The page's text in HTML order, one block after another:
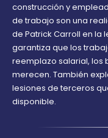
construcción y
de trabajo son una
de Patrick Carroll en la
garantiza que los
reemplazo salarial, los
merecen. También
lesiones de terceros
disponible.